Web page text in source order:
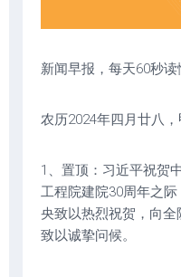
新闻早报，每天60秒读
农历2024年四月廿八
1、置顶：习近平祝贺
工程院建院30周年之
央致以热烈祝贺，向
致以诚挚问候。